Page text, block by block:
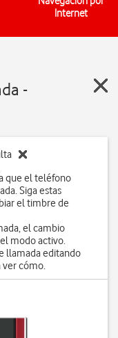
Internet
-
que el teléfono
Siga estas
el timbre de
el cambio
modo activo.
llamada editando
ver cómo.